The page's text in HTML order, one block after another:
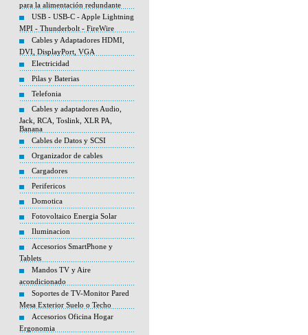
para la alimentación redundante
USB - USB-C - Apple Lightning
MPI - Thunderbolt - FireWire
Cables y Adaptadores HDMI,
DVI, DisplayPort, VGA
Electricidad
Pilas y Baterias
Telefonia
Cables y adaptadores Audio,
Jack, RCA, Toslink, XLR PA,
Banana
Cables de Datos y SCSI
Organizador de cables
Cargadores
Perifericos
Domotica
Fotovoltaico Energia Solar
Iluminacion
Accesorios SmartPhone y
Tablets
Mandos TV y Aire
acondicionado
Soportes de TV-Monitor Pared
Mesa Exterior Suelo o Techo
Accesorios Oficina Hogar
Ergonomia